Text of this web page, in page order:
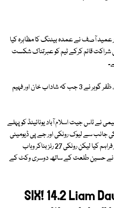
عمید آصف نے عمدہ بیٹنگ کا مظاہرہ کیا
50 سے زائد رنز کی شراکت قائم کرکے ٹیم کو عبرتناک شکست
اسلام آباد کی جانب سے سمت پٹیل نے 4، ظفر گوہر نے 3 جب کہ شاداب خان اور فہیم
نے ٹاس جیت اسلام آباد یونائیٹڈ کو پہلے
جانب سے لیوک رونکی اور جے پی ڈیومینی
نے اننگز کا آغاز کیا اور ٹیم کو 39 رنز کا آغاز فراہم کیا لیکن رونکی 27 رنز بناکر وہاب
نے حسین طلعت کے ساتھ دوسری وکٹ کے
SIX! 14.2 Liam